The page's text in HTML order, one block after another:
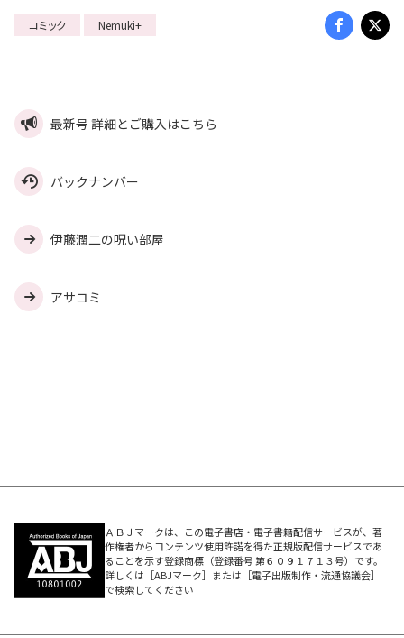
コミック Nemuki+
最新号 詳細とご購入はこちら
バックナンバー
伊藤潤二の呪い部屋
アサコミ
ＡＢＪマークは、この電子書店・電子書籍配信サービスが、著
作権者からコンテンツ使用許諾を得た正規版配信サービスであ
ることを示す登録商標（登録番号 第６０９１７１３号）です。
詳しくは［ABJマーク］または［電子出版制作・流通協議会］
で検索してください